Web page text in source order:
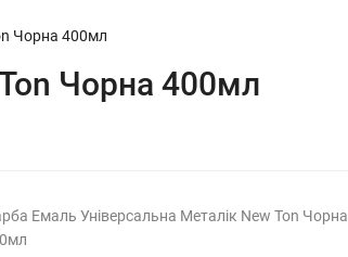
Чорна 400мл
Чорна 400мл
Емаль Універсальна Металік New Ton Чорна